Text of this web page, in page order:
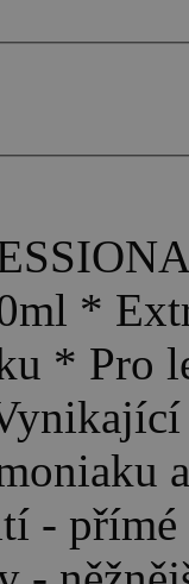
*
* Pro
-